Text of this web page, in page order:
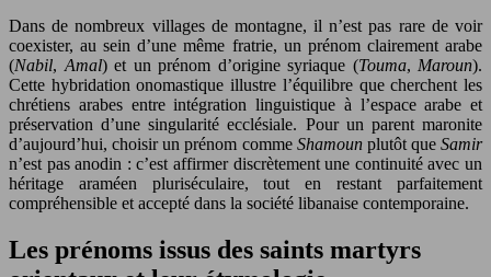
Dans de nombreux villages de montagne, il n’est pas rare de voir
coexister, au sein d’une même fratrie, un prénom clairement arabe
(Nabil, Amal) et un prénom d’origine syriaque (Touma, Maroun).
Cette hybridation onomastique illustre l’équilibre que cherchent les
chrétiens arabes entre intégration linguistique à l’espace arabe et
préservation d’une singularité ecclésiale. Pour un parent maronite
d’aujourd’hui, choisir un prénom comme Shamounplutôt que Samir
n’est pas anodin : c’est affirmer discrètement une continuité avec un
héritage araméen pluriséculaire, tout en restant parfaitement
compréhensible et accepté dans la société libanaise contemporaine.
Les prénoms issus des saints martyrs